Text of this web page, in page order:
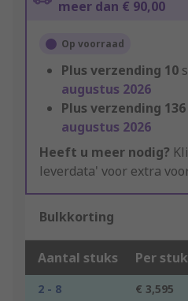
meer dan € 90,00
Op voorraad
Plus verzending 10
augustus 2026
Plus verzending 136
augustus 2026
Heeft u meer nodig?
leverdata' voor extra
Bulkkorting
Aantal stuks Per stuk
2 - 8 € 3,595